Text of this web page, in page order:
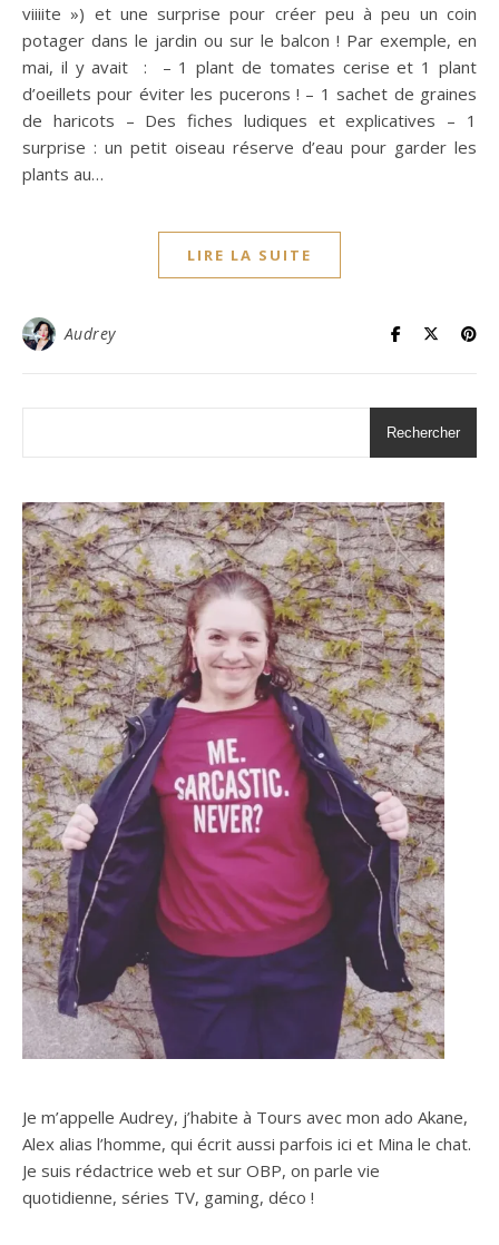
viiiite ») et une surprise pour créer peu à peu un coin
potager dans le jardin ou sur le balcon ! Par exemple, en
mai, il y avait : – 1 plant de tomates cerise et 1 plant
d’oeillets pour éviter les pucerons ! – 1 sachet de graines
de haricots – Des fiches ludiques et explicatives – 1
surprise : un petit oiseau réserve d’eau pour garder les
plants au…
LIRE LA SUITE
Audrey
Rechercher
Je m’appelle Audrey, j’habite à Tours avec mon ado Akane,
Alex alias l’homme, qui écrit aussi parfois ici et Mina le chat.
Je suis rédactrice web et sur OBP, on parle vie
quotidienne, séries TV, gaming, déco !